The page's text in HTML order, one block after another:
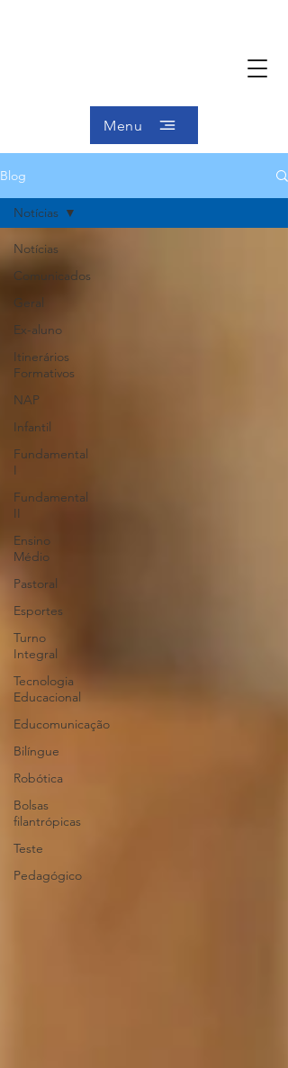
Menu
Blog
Notícias
Comunicados
Geral
Ex-aluno
Itinerários
Formativos
NAP
Infantil
Fundamental
I
Fundamental
II
Ensino
Médio
Pastoral
Esportes
Turno
Integral
Tecnologia
Educacional
Educomunicação
Bilíngue
Robótica
Bolsas
filantrópicas
Teste
Pedagógico
Notícias